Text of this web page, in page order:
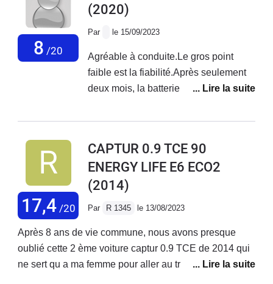
8 /20
(2020)
Par le 15/09/2023
Agréable à conduite.Le gros point
faible est la fiabilité.Après seulement
deux mois, la batterie est morte lors de
plage, et plus moyen même d'ouvrir
HS.Après 3 ans, 1000€ de réparations
pour un bruit très suspect dans la
distribution.Le service client renault
garage est très lente. Nous devons
patienter très longtemps avec un
véhicule de prêt de qualité très
17,4/20
CAPTUR 0.9 TCE 90
ENERGY LIFE E6 ECO2
(2014)
Par R 1345 le 13/08/2023
Après 8 ans de vie commune, nous avons presque
oublié cette 2 ème voiture captur 0.9 TCE de 2014 qui
ne sert qu a ma femme pour aller au travail et a toute la